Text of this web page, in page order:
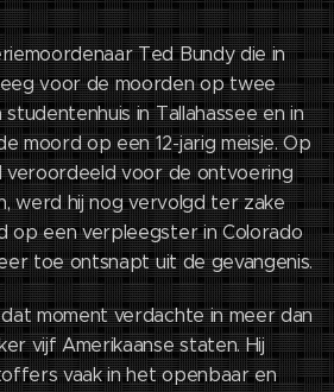
Ted Bundy die in
voor de moorden op twee
in Tallahassee en in
moord op een 12-jarig meisje. Op
veroordeeld voor de ontvoering
werd hij nog vervolgd ter zake
op een verpleegster in Colorado
toe ontsnapt uit de gevangenis.
moment verdachte in meer dan
vijf Amerikaanse staten. Hij
vaak in het openbaar en